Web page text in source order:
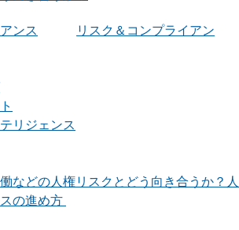
ンス
リスク＆コンプライアン
リジェンス